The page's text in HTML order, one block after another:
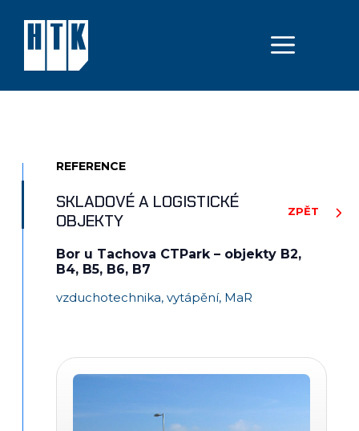
REFERENCE
SKLADOVÉ A LOGISTICKÉ
OBJEKTY
ZPĚT
Bor u Tachova CTPark – objekty B2,
B4, B5, B6, B7
vzduchotechnika, vytápění, MaR